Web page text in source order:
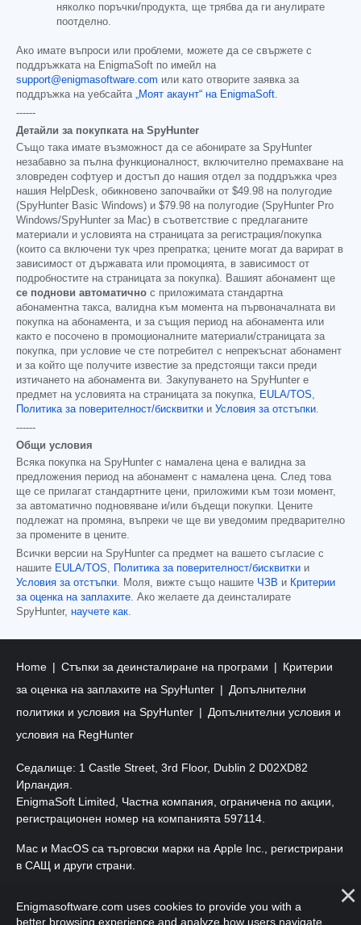
няколко поръчки/продукта, ще трябва да ги анулирате
поотделно.
Ако имате въпроси или проблеми, можете да се свържете с
поддръжката на EnigmaSoft по имейл на
support@enigmasoftware.com или като отворите заявка за
поддръжка на уебсайта
„Моят акаунт“ на EnigmaSoft
------
Детайли за покупката на SpyHunter
Също така имате възможност да се абонирате за SpyHunter
незабавно за пълна функционалност, включително премахване на
зловреден софтуер и достъп до нашия отдел за поддръжка чрез
нашия HelpDesk, обикновено започвайки от $49.98 на полугодие
(SpyHunter Basic Windows) и $79.98 на полугодие (SpyHunter Pro
Windows/SpyHunter за Mac) в съответствие с предлаганите
материали и условията на страницата за регистрация/покупка
(които са включени тук чрез препратка; цените могат да варират в
зависимост от държавата или промоцията, в зависимост от
подробностите на страницата за покупка). Вашият абонамент ще
се поднови автоматично с приложимата стандартна
абонаментна такса, валидна към момента на първоначалната ви
покупка на абонамента, и за същия период на абонамента или
както е посочено в промоционалните материали/страницата за
покупка, при условие че сте потребител с непрекъснат абонамент
и за който ще получите известие за предстоящи такси преди
изтичането на абонамента ви. Закупуването на SpyHunter е
предмет на условията на страницата за покупка,
EULA/TOS
Политика за поверителност/бисквитки и Условия за отстъпки
------
Общи условия
Всяка покупка на SpyHunter с намалена цена е валидна за
предложения период на абонамент с намалена цена. След това
ще се прилагат стандартните цени, приложими към този момент,
за автоматично подновяване и/или бъдещи покупки. Цените
подлежат на промяна, въпреки че ще ви уведомим предварително
за промените в цените.
Всички версии на SpyHunter са предмет на вашето съгласие с
нашите EULA/TOS Политика за поверителност/бисквитки и
Условия за отстъпки . Моля, вижте също нашите ЧЗВ и Критерии
за оценка на заплахите . Ако желаете да деинсталирате
SpyHunter, научете как
Home Стъпки за деинсталиране на програми
Критерии
за оценка на заплахите на SpyHunter
Допълнителни
политики и условия на SpyHunter
Допълнителни условия и
условия на RegHunter
Седалище: 1 Castle Street, 3rd Floor, Dublin 2 D02XD82
Ирландия.
EnigmaSoft Limited, Частна компания, ограничена по акции,
регистрационен номер на компанията 597114.
Mac и MacOS са търговски марки на Apple Inc., регистрирани
в САЩ и други страни.
запазени.
Enigmasoftware.com uses cookies to provide you with a
better browsing experience and analyze how users navigate